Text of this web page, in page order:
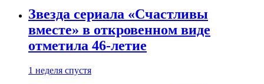
Звезда сериала «Счастливы
вместе» в откровенном виде
отметила 46-летие
1 неделя спустя